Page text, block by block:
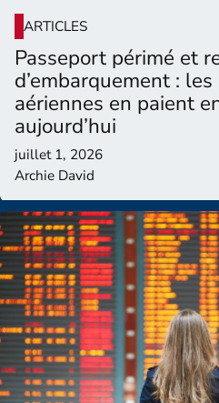
ARTICLES
Passeport périmé et
d’embarquement :
aériennes en paient
aujourd’hui
juillet 1, 2026
Archie David